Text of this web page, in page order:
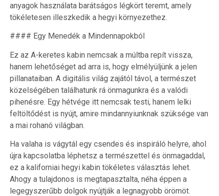
anyagok használata barátságos légkört teremt, amely
tökéletesen illeszkedik a hegyi környezethez.
#### Egy Menedék a Mindennapokból
Ez az A-keretes kabin nemcsak a múltba repít vissza,
hanem lehetőséget ad arra is, hogy elmélyüljünk a jelen
pillanataiban. A digitális világ zajától távol, a természet
közelségében találhatunk rá önmagunkra és a valódi
pihenésre. Egy hétvége itt nemcsak testi, hanem lelki
feltöltődést is nyújt, amire mindannyiunknak szüksége van
a mai rohanó világban.
Ha valaha is vágytál egy csendes és inspiráló helyre, ahol
újra kapcsolatba léphetsz a természettel és önmagaddal,
ez a kaliforniai hegyi kabin tökéletes választás lehet.
Ahogy a tulajdonos is megtapasztalta, néha éppen a
legegyszerűbb dolgok nyújtják a legnagyobb örömöt.